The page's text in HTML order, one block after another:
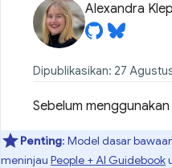
Alexandra
Dipublikasikan: 27
Sebelum menggunakan
Penting: Model dasar
meninjau People + AI Guidebook